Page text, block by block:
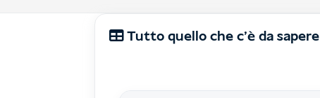
Tutto quello che c'è da sapere